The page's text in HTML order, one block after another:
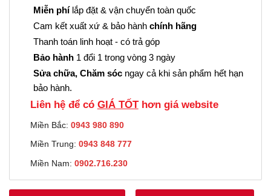
Miễn phílắp đặt & vận chuyển toàn quốc
Cam kết xuất xứ & bảo hành chính hãng
Thanh toán linh hoạt - có trả góp
Bảo hành 1 đổi 1 trong vòng 3 ngày
Sửa chữa, Chăm sóc ngay cả khi sản phẩm hết hạn
bảo hành.
Liên hệ để có GIÁ TỐThơn giá website
Miền Bắc: 0943 980 890
Miền Trung: 0943 848 777
Miền Nam: 0902.716.230